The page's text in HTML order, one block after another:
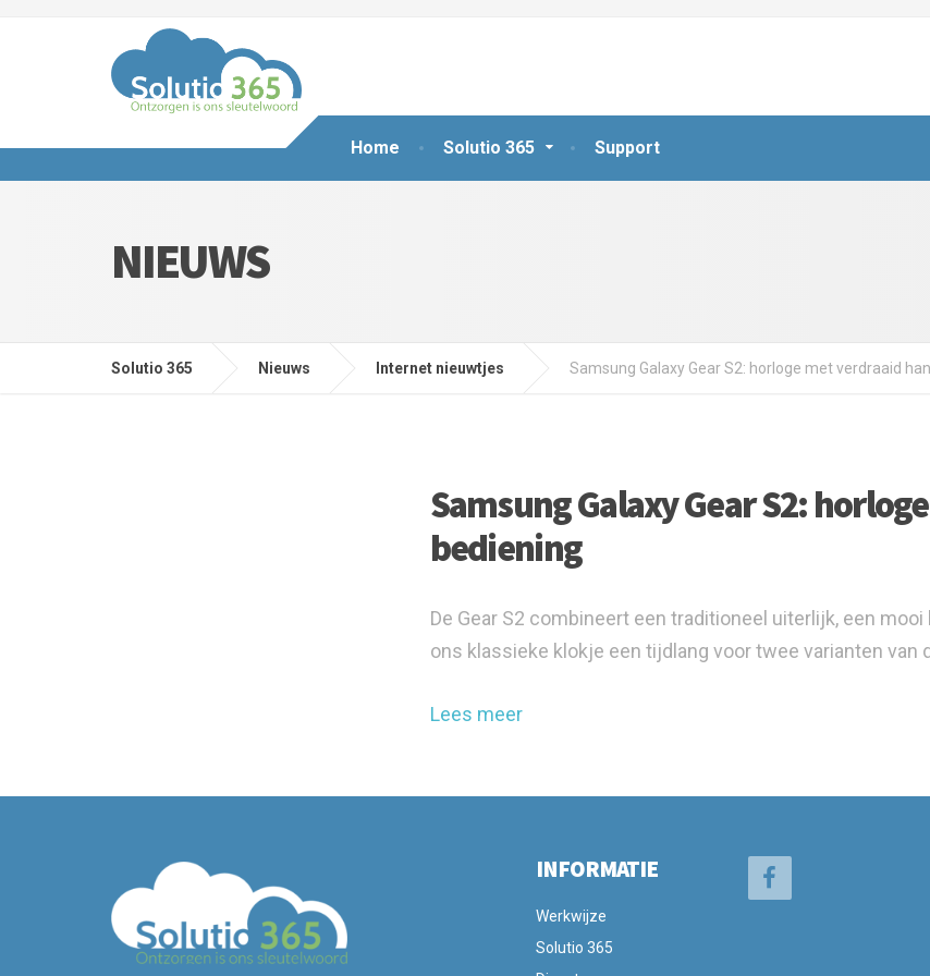
Home Solutio 365 Support
NIEUWS
Solutio 365 Nieuws Internet nieuwtjes Samsung Galaxy Gear S2: horloge met verdraaid
Samsung Galaxy Gear S2:
bediening
De Gear S2 combineert een traditioneel uiterlijk, een
ons klassieke klokje een tijdlang voor twee varianten van
Lees meer
INFORMATIE
Werkwijze
Solutio 365